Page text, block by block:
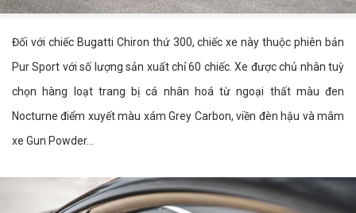
Đối với chiếc Bugatti Chiron thứ 300, chiếc xe này thuộc phiên bản
Pur Sport với số lượng sản xuất chỉ 60 chiếc. Xe được chủ nhân tuỳ
chọn hàng loạt trang bị cá nhân hoá từ ngoại thất màu đen
Nocturne điểm xuyết màu xám Grey Carbon, viền đèn hậu và mâm
xe Gun Powder...